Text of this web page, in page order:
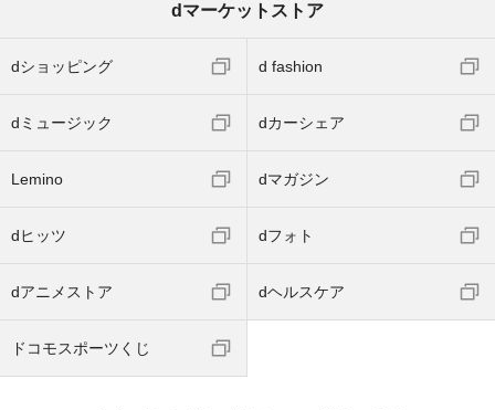
dマーケットストア
dショッピング d fashion
dミュージック dカーシェア
Lemino dマガジン
dヒッツ dフォト
dアニメストア dヘルスケア
ドコモスポーツくじ